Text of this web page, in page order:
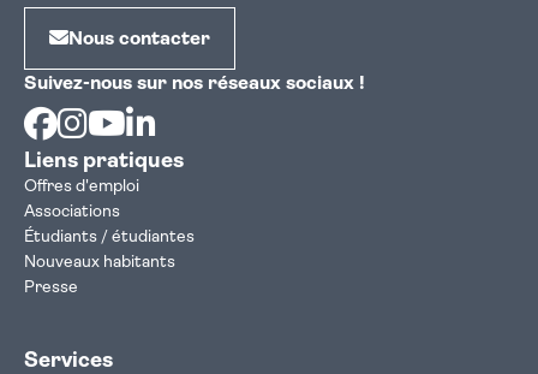
Nous contacter
Suivez-nous sur nos réseaux sociaux !
Facebook
Instagram
Youtube
Liens pratiques
Offres d'emploi
Associations
Étudiants / étudiantes
Nouveaux habitants
Presse
Services